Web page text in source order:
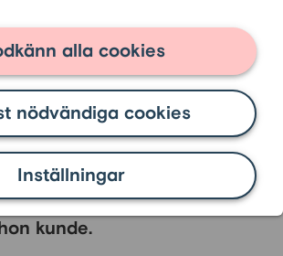
Inställningar
nödvändiga cookies
alla cookies
om pengar,
och
hade ett okomplicerat sätt att
pengar. Hon gjorde av med
kunde.